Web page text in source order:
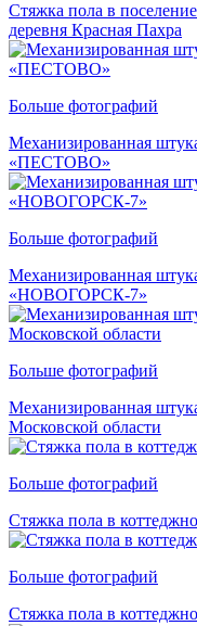
Стяжка пола в
деревня Красная Пахра
Больше фотографий
Механизированная
«ПЕСТОВО»
Больше фотографий
Механизированная
«НОВОГОРСК-7»
Больше фотографий
Механизированная
Московской области
Больше фотографий
Стяжка пола в
Больше фотографий
Стяжка пола в